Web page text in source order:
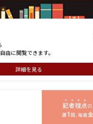
由に閲覧できます。
詳細を見る